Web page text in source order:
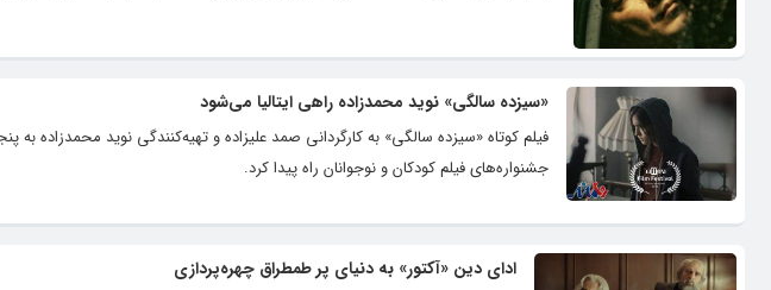
«سیزده سالگی» نوید محمدزاده راهی ایتالیا می‌شود
فیلم کوتاه «سیزده سالگی» به کارگردانی صمد علیزاده و تهیه‌کنندگی نوید محمدزاده به
جشنواره‌های فیلم کودکان و نوجوانان راه پیدا کرد.
ادای دین «آکتور» به دنیای پر طمطراق چهره‌پردازی